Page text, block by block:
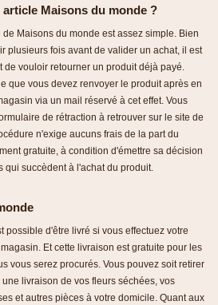
Maisons du monde ?
Maisons du monde est assez simple. Bien
plusieurs fois avant de valider un achat, il est
de vouloir retourner un produit déjà payé.
que vous devez renvoyer le produit après en
via un mail réservé à cet effet. Vous
de rétraction à retrouver sur le site de
n'exige aucuns frais de la part du
gratuite, à condition d'émettre sa décision
qui succèdent à l'achat du produit.
possible d'être livré si vous effectuez votre
Et cette livraison est gratuite pour les
vous serez procurés. Vous pouvez soit retirer
livraison de vos fleurs séchées, vos
et autres pièces à votre domicile. Quant aux